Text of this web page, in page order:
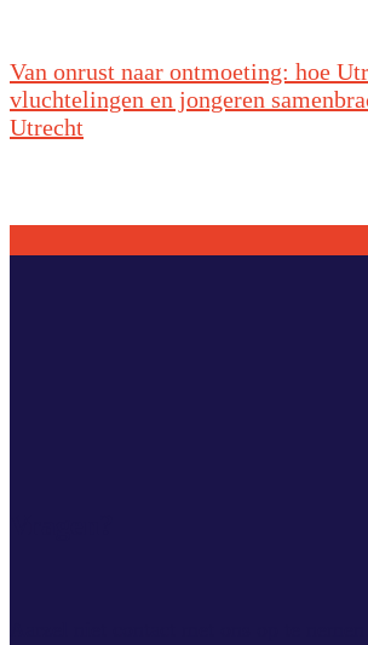
Van onrust naar ontmoeting: hoe
vluchtelingen en jongeren
Utrecht